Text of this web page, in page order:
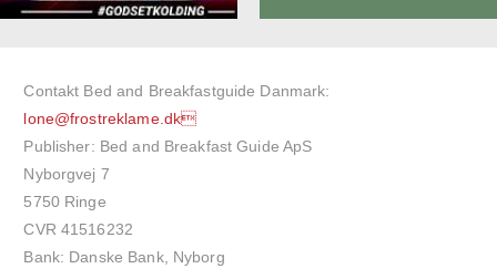
Contakt Bed and Breakfastguide Danmark:
lone@frostreklame.dk
Publisher: Bed and Breakfast Guide ApS
Nyborgvej 7
5750 Ringe
CVR 41516232
Bank: Danske Bank, Nyborg